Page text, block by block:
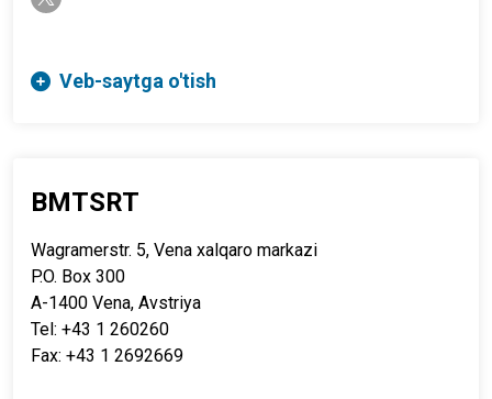
Veb-saytga o'tish
BMTSRT
Wagramerstr. 5, Vena xalqaro markazi
P.O. Box 300
A-1400 Vena, Avstriya
Tel: +43 1 260260
Fax: +43 1 2692669